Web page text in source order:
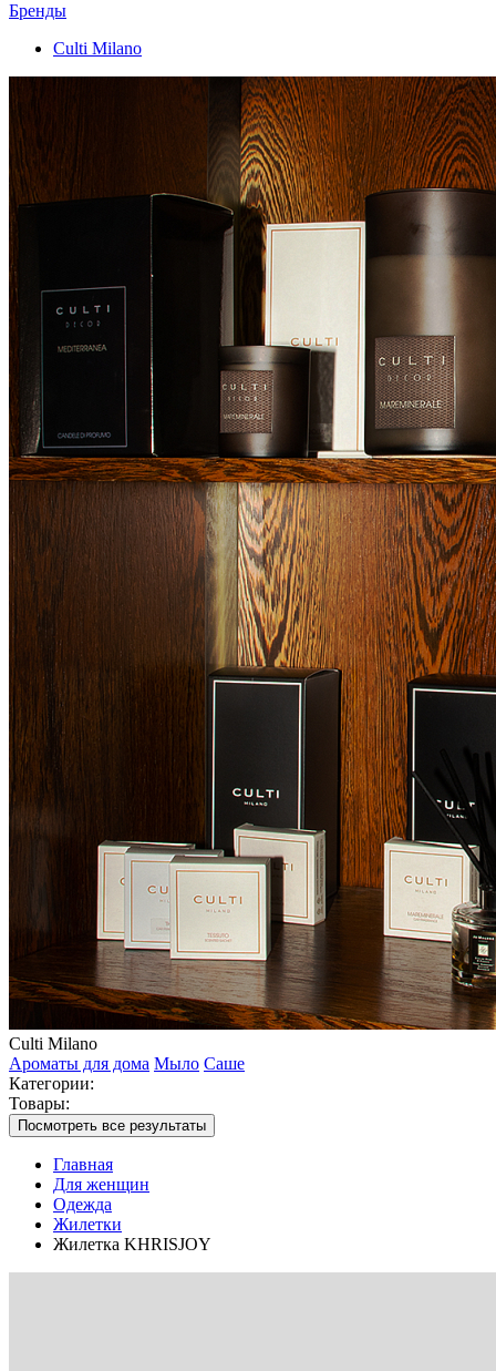
Бренды
Culti Milano
Culti Milano
Ароматы для дома Мыло Саше
Категории:
Товары:
Посмотреть все результаты
Главная
Для женщин
Одежда
Жилетки
Жилетка KHRISJOY